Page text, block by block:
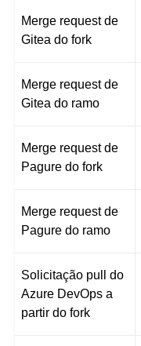
Merge request de
Gitea do fork
Merge request de
Gitea do ramo
Merge request de
Pagure do fork
Merge request de
Pagure do ramo
Solicitação pull do
Azure DevOps a
partir do fork